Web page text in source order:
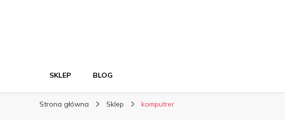
SKLEP BLOG
Strona główna Sklep komputrer